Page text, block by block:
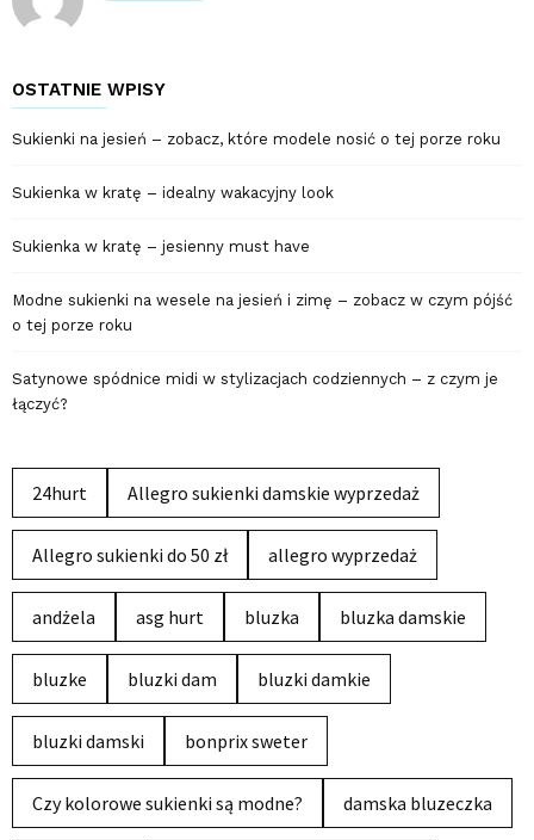
OSTATNIE WPISY
Sukienki na jesień – zobacz, które modele nosić o tej porze roku
Sukienka w kratę – idealny wakacyjny look
Sukienka w kratę – jesienny must have
Modne sukienki na wesele na jesień i zimę – zobacz w czym pójść
o tej porze roku
Satynowe spódnice midi w stylizacjach codziennych – z czym je
łączyć?
24hurt Allegro sukienki damskie wyprzedaż
Allegro sukienki do 50 zł allegro wyprzedaż
andżela asg hurt bluzka bluzka damskie
bluzke bluzki dam bluzki damkie
bluzki damski bonprix sweter
Czy kolorowe sukienki są modne? damska bluzeczka